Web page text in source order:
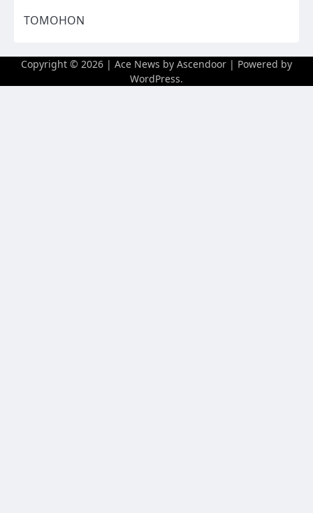
TOMOHON
Copyright © 2026 | Ace News by Ascendoor | Powered by
WordPress.